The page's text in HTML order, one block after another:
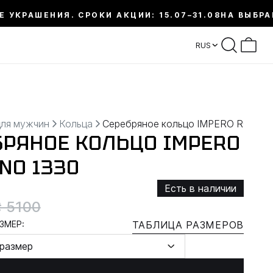
УКРАШЕНИЯ. СРОКИ АКЦИИ: 15.07–31.08 НА
RUS
мужчин Кольца Серебряное кольцо IMPERO
КОЛЬЦО IMPERO
1330
Есть в наличии
5100
ТАБЛИЦА РАЗМЕРОВ